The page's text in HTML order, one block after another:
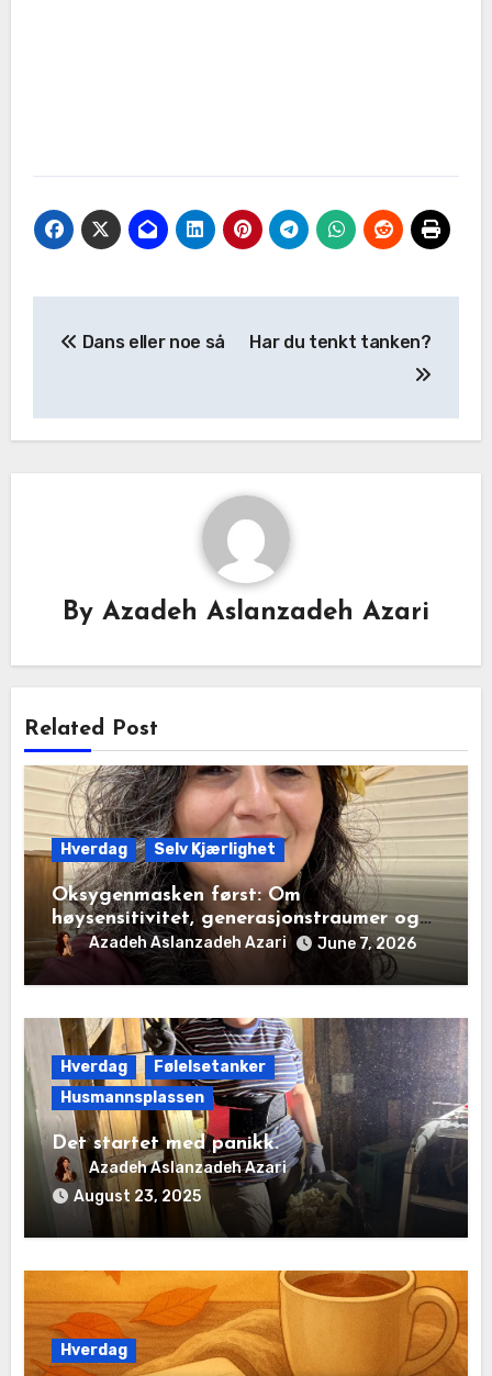
Dans eller noe så Har du tenkt tanken?
By Azadeh Aslanzadeh Azari
Related Post
Hverdag Selv Kjærlighet
Oksygenmasken først: Om
høysensitivitet, generasjonstraumer og
det disiplinerte tunnelsynet
Azadeh Aslanzadeh Azari June 7, 2026
Hverdag
Følelsetanker
Husmannsplassen
Det startet med panikk.
Azadeh Aslanzadeh Azari
August 23, 2025
Hverdag